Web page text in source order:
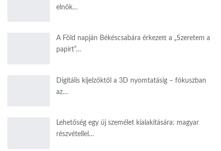
elnök…
A Föld napján Békéscsabára érkezett a „Szeretem a
papírt”…
Digitális kijelzőktől a 3D nyomtatásig – fókuszban
az…
Lehetőség egy új személet kialakítására: magyar
részvétellel…